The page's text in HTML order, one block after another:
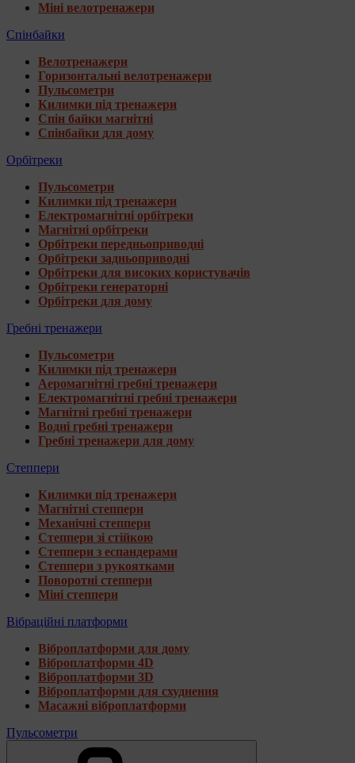
Міні велотренажери
Спінбайки
Велотренажери
Горизонтальні велотренажери
Пульсометри
Килимки під тренажери
Спін байки магнітні
Спінбайки для дому
Орбітреки
Пульсометри
Килимки під тренажери
Електромагнітні орбітреки
Магнітні орбітреки
Орбітреки передньоприводні
Орбітреки задньоприводні
Орбітреки для високих користувачів
Орбітреки генераторні
Орбітреки для дому
Гребні тренажери
Пульсометри
Килимки під тренажери
Аеромагнітні гребні тренажери
Електромагнітні гребні тренажери
Магнітні гребні тренажери
Водні гребні тренажери
Гребні тренажери для дому
Степпери
Килимки під тренажери
Магнітні степпери
Механічні степпери
Степпери зі стійкою
Степпери з еспандерами
Степпери з рукоятками
Поворотні степпери
Міні степпери
Вібраційні платформи
Віброплатформи для дому
Віброплатформи 4D
Віброплатформи 3D
Віброплатформи для схуднення
Масажні віброплатформи
Пульсометри